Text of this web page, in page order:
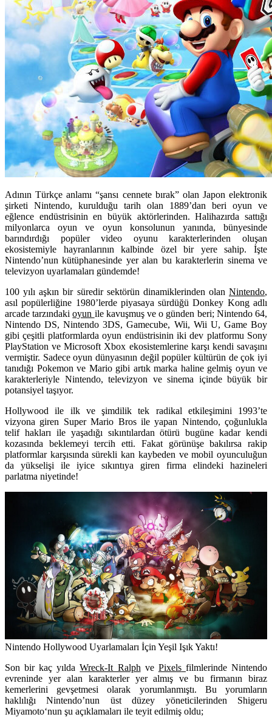
Adının Türkçe anlamı “şansı cennete bırak” olan Japon elektronik
şirketi Nintendo, kurulduğu tarih olan 1889’dan beri oyun ve
eğlence endüstrisinin en büyük aktörlerinden. Halihazırda sattığı
milyonlarca oyun ve oyun konsolunun yanında, bünyesinde
barındırdığı popüler video oyunu karakterlerinden oluşan
ekosistemiyle hayranlarının kalbinde özel bir yere sahip. İşte
Nintendo’nun kütüphanesinde yer alan bu karakterlerin sinema ve
televizyon uyarlamaları gündemde!
100 yılı aşkın bir süredir sektörün dinamiklerinden olan Nintendo,
asıl popülerliğine 1980’lerde piyasaya sürdüğüDonkey Kongadlı
arcade tarzındakioyun ile kavuşmuş ve o günden beri; Nintendo 64,
Nintendo DS, Nintendo 3DS, Gamecube, Wii, Wii U, Game Boy
gibi çeşitli platformlarda oyun endüstrisinin iki dev platformu Sony
PlayStation veMicrosoft Xbox ekosistemlerine karşı kendi savaşını
vermiştir. Sadece oyun dünyasının değil popüler kültürün de çok iyi
tanıdığı Pokemon ve Mario gibi artık marka haline gelmiş oyun ve
karakterleriyle Nintendo, televizyon ve sinema içinde büyük bir
potansiyel taşıyor.
Hollywood ile ilk ve şimdilik tek radikal etkileşimini 1993’te
vizyona giren Super Mario Brosile yapan Nintendo, çoğunlukla
telif hakları ile yaşadığı sıkıntılardan ötürü bugüne kadar kendi
kozasında beklemeyi tercih etti. Fakat görünüşe bakılırsa rakip
platformlar karşısında sürekli kan kaybeden ve mobil oyunculuğun
da yükselişi ile iyice sıkıntıya giren firma elindeki hazineleri
parlatma niyetinde!
Nintendo Hollywood Uyarlamaları İçin Yeşil Işık Yaktı!
Son bir kaç yıldaWreck-It Ralph ve Pixels filmlerinde Nintendo
evreninde yer alan karakterler yer almış ve bu firmanın biraz
kemerlerini gevşetmesi olarak yorumlanmıştı. Bu yorumların
haklılığı Nintendo’nun üst düzey yöneticilerinden Shigeru
Miyamoto‘nun şu açıklamaları ile teyit edilmiş oldu;